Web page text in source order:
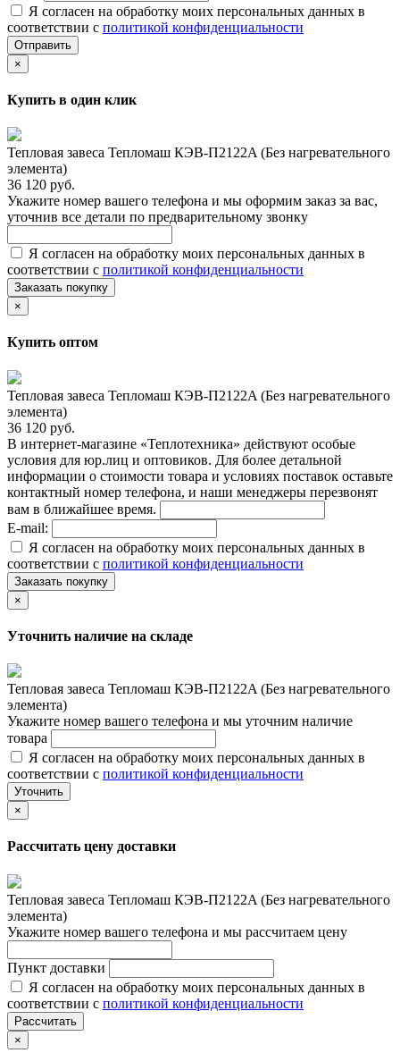
Я согласен на обработку моих персональных данных в
соответствии с политикой конфиденциальности
Отправить
×
Купить в один клик
Тепловая завеса Тепломаш КЭВ-П2122A (Без нагревательного
элемента)
36 120 руб.
Укажите номер вашего телефона и мы оформим заказ за вас,
уточнив все детали по предварительному звонку
Я согласен на обработку моих персональных данных в
соответствии с политикой конфиденциальности
Заказать покупку
×
Купить оптом
Тепловая завеса Тепломаш КЭВ-П2122A (Без нагревательного
элемента)
36 120 руб.
В интернет-магазине «Теплотехника» действуют особые
условия для юр.лиц и оптовиков. Для более детальной
информации о стоимости товара и условиях поставок оставьте
контактный номер телефона, и наши менеджеры перезвонят
вам в ближайшее время.
E-mail:
Я согласен на обработку моих персональных данных в
соответствии с политикой конфиденциальности
Заказать покупку
×
Уточнить наличие на складе
Тепловая завеса Тепломаш КЭВ-П2122A (Без нагревательного
элемента)
Укажите номер вашего телефона и мы уточним наличие
товара
Я согласен на обработку моих персональных данных в
соответствии с политикой конфиденциальности
Уточнить
×
Рассчитать цену доставки
Тепловая завеса Тепломаш КЭВ-П2122A (Без нагревательного
элемента)
Укажите номер вашего телефона и мы рассчитаем цену
Пункт доставки
Я согласен на обработку моих персональных данных в
соответствии с политикой конфиденциальности
Рассчитать
×